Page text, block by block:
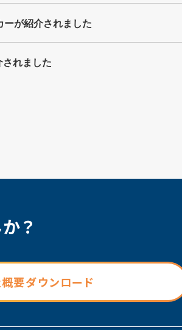
が紹介されました
れました
？
要ダウンロード